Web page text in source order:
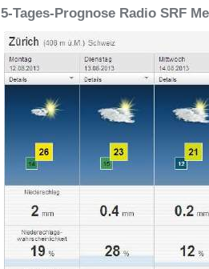
5-Tages-Prognose Radio SRF